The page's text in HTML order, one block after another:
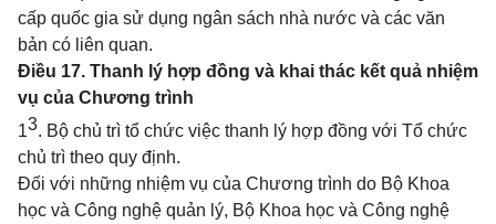
cấp quốc gia sử dụng ngân sách nhà nước và các văn
bản có liên quan.
Điều 17. Thanh lý hợp đồng và khai thác kết quả nhiệm
vụ của Chương trình
13. Bộ chủ trì tổ chức việc thanh lý hợp đồng với Tổ chức
chủ trì theo quy định.
Đối với những nhiệm vụ của Chương trình do Bộ Khoa
học và Công nghệ quản lý, Bộ Khoa học và Công nghệ